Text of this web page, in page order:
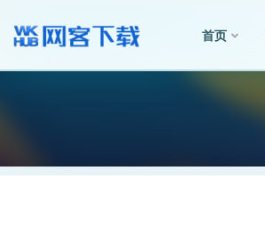
首页